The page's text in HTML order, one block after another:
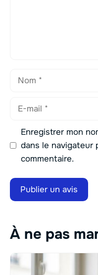
Nom
Enregistrer mon
dans le navigateur
commentaire.
À ne pas